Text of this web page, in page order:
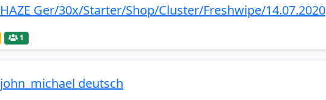
HAZE Ger/30x/Starter/Shop/Cluster/Freshwipe/14.07.2020
1
john_michael deutsch